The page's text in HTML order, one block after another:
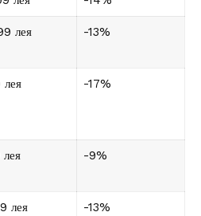
лея -13%
-17%
-9%
лея -13%